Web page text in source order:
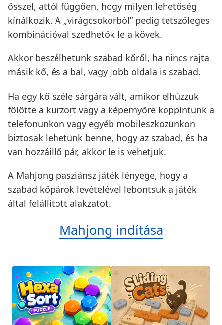
ősszel, attól függően, hogy milyen lehetőség
kínálkozik. A „virágcsokorból” pedig tetszőleges
kombinációval szedhetők le a kövek.
Akkor beszélhetünk szabad kőről, ha nincs rajta
másik kő, és a bal, vagy jobb oldala is szabad.
Ha egy kő széle sárgára vált, amikor elhúzzuk
fölötte a kurzort vagy a képernyőre koppintunk a
telefonunkon vagy egyéb mobileszközünkön
biztosak lehetünk benne, hogy az szabad, és ha
van hozzáillő pár, akkor le is vehetjük.
A Mahjong pasziánsz játék lényege, hogy a
szabad kőpárok levételével lebontsuk a játék
által felállított alakzatot.
Mahjong indítása